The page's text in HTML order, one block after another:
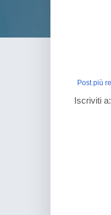
Post più
Iscriviti a: